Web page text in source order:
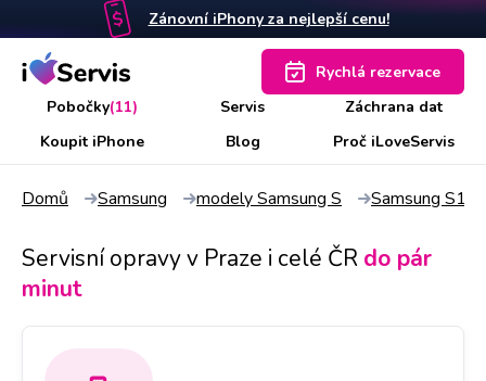
Zánovní iPhony za nejlepší cenu!
Pobočky(11) Servis
Záchrana dat
Koupit iPhone
Blog Proč iLoveServis
Rychlá rezervace
Domů Samsung modely Samsung S Samsung S10
Servisní opravy v Praze i celé ČR do pár
minut